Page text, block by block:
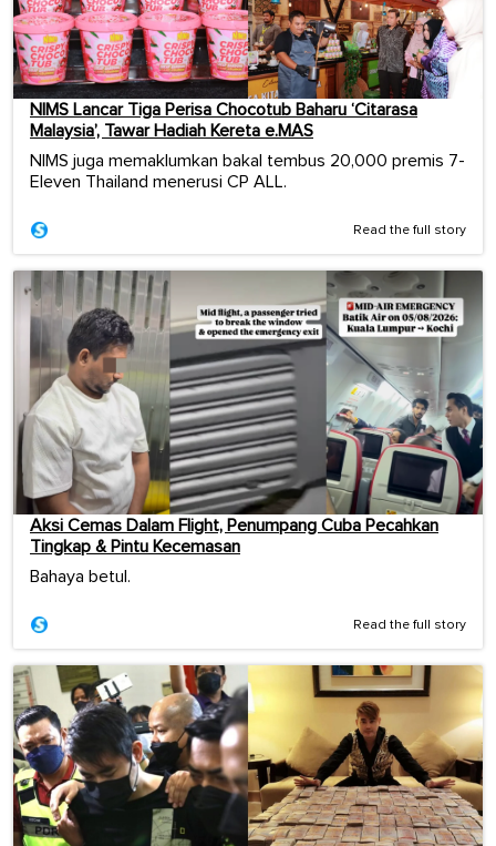
NIMS Lancar Tiga Perisa Chocotub Baharu ‘Citarasa
Malaysia’, Tawar Hadiah Kereta e.MAS
NIMS juga memaklumkan bakal tembus 20,000 premis 7-
Eleven Thailand menerusi CP ALL.
Read the full story
Aksi Cemas Dalam Flight, Penumpang Cuba Pecahkan
Tingkap & Pintu Kecemasan
Bahaya betul.
Read the full story